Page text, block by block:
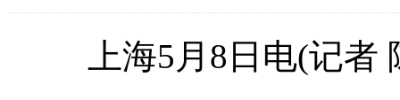
上海5月8日电(记者